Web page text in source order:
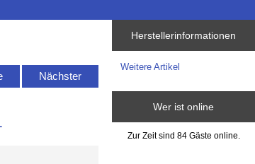
Nächster
Herstellerinformationen
Weitere Artikel
Wer ist online
Zur Zeit sind 84 Gäste online.